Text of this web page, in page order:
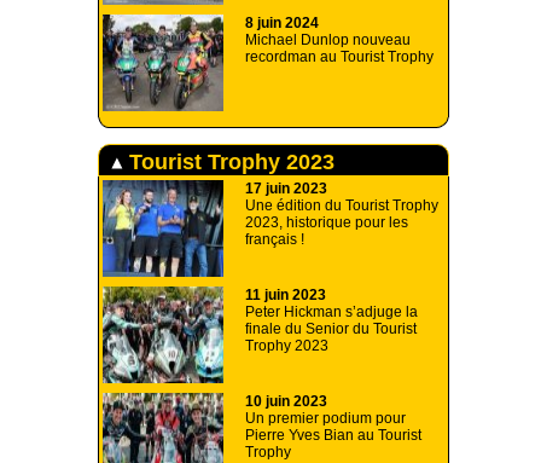
8 juin 2024
Michael Dunlop nouveau
recordman au Tourist Trophy
Tourist Trophy 2023
17 juin 2023
Une édition du Tourist Trophy
2023, historique pour les
français !
11 juin 2023
Peter Hickman s’adjuge la
finale du Senior du Tourist
Trophy 2023
10 juin 2023
Un premier podium pour
Pierre Yves Bian au Tourist
Trophy